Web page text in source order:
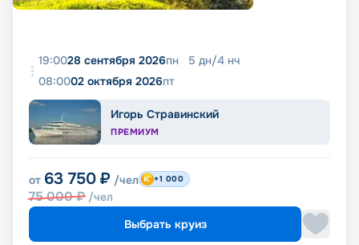
19:0028 сентября 2026пн 5 дн/4 нч
08:0002 октября 2026пт
Игорь Стравинский
ПРЕМИУМ
от 63 750 ₽ /чел
75 000₽ /чел
+1 000
Выбрать круиз